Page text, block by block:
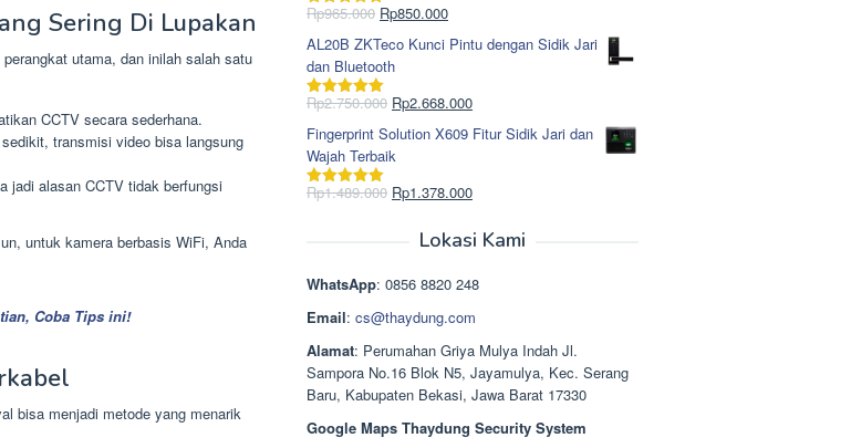
Sering Di Lupakan
utama, dan inilah salah satu
CCTV secara sederhana.
transmisi video bisa langsung
jadi alasan CCTV tidak berfungsi
untuk kamera berbasis WiFi, Anda
Coba Tips ini!
bisa menjadi metode yang menarik
Dinilai5.00
Rp965.000 Harga
aslinya
adalah:
Rp965.000.
Rp850.000Harga
saat
ini
Rp850.000.
AL20B ZKTeco Kunci Pintu dengan Sidik Jari
dan Bluetooth
Dinilai5.00
Rp2.750.000 Harga
aslinya
adalah:
Rp2.750.000.
Rp2.668.000Harga
saat
ini
Rp2.668.000.
Fingerprint Solution X609 Fitur Sidik Jari dan
Wajah Terbaik
Dinilai5.00
Rp1.489.000 Harga
adalah:
Rp1.378.000Harga
ini
Rp1.378.000.
Lokasi Kami
WhatsApp: 0856 8820 248
Email: cs@thaydung.com
Alamat: Perumahan Griya Mulya Indah Jl.
Sampora No.16 Blok N5, Jayamulya, Kec. Serang
Baru, Kabupaten Bekasi, Jawa Barat 17330
Google Maps Thaydung Security System